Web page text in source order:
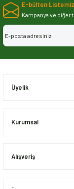
iletebilirsiniz.
Görüş ve önerileriniz
Ürün resmi kalitesiz,
E-bülten
Kampanya ve diğer
Üyelik
Kurumsal
Alışveriş